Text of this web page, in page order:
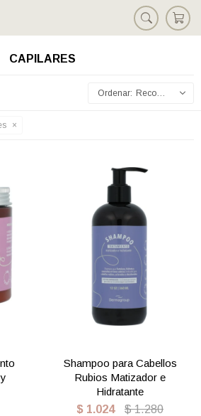
CAPILARES
Recomendados
Shampoo para Cabellos
Rubios Matizador e
Hidratante
$ 1.024 $ 1.280